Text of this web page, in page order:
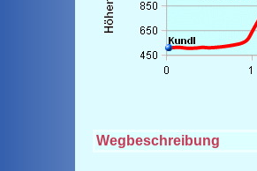
Wegbeschreibung